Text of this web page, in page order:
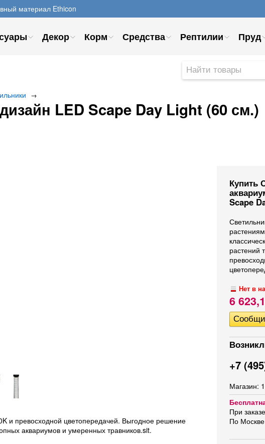
материал Ethicon
Декор Корм Средства Рептилии Пруд
→
LED Scape Day Light (60 см.)
Купить
Scape
растений
Нет в
6
+7
Магазин:
При
По
и превосходной цветопередачей. Выгодное решение
аквариумов и умеренных травников.sit.